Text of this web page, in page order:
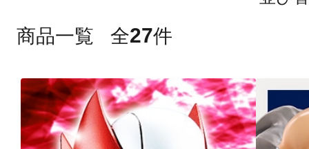
商品一覧 全27件